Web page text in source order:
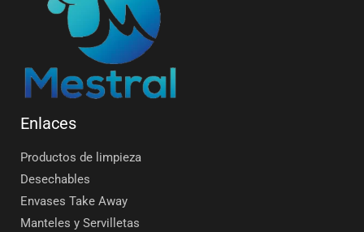
Enlaces
Productos de limpieza
Desechables
Envases Take Away
Manteles y Servilletas